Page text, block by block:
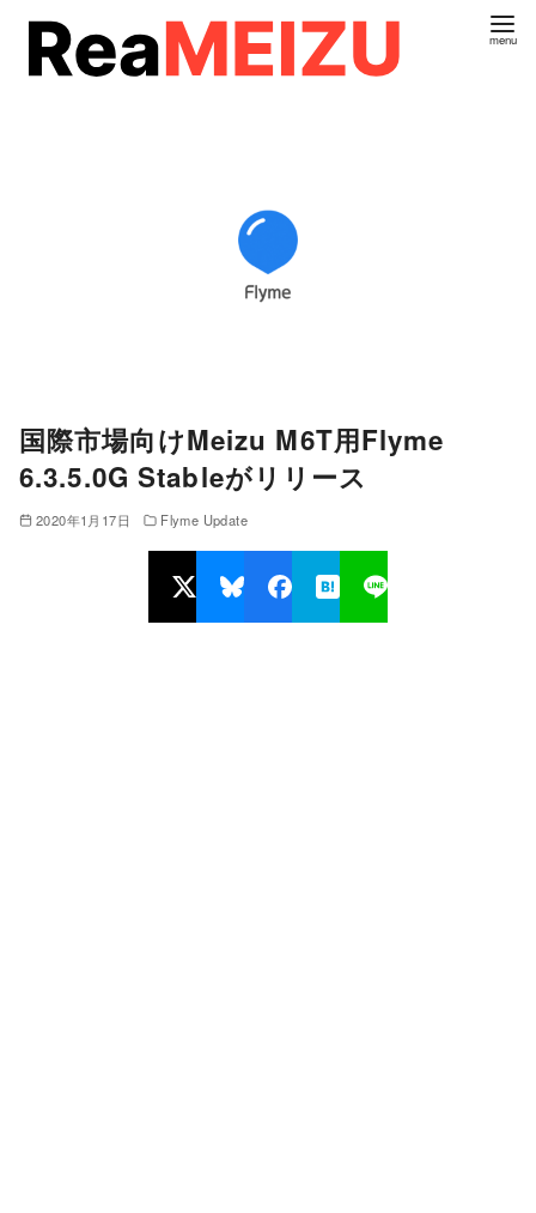
国際市場向けMeizu M6T用Flyme
6.3.5.0G Stableがリリース
2020年1月17日 Flyme Update